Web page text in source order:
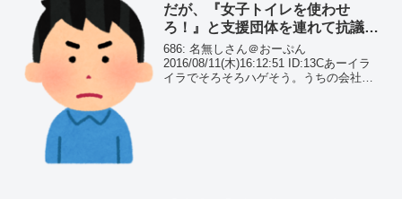
だが、『女子トイレを使わせ
ろ！』と支援団体を連れて抗議し
てきた…
686: 名無しさん＠おーぷん
2016/08/11(木)16:12:51 ID:13Cあーイラ
イラでそろそろハゲそう。うちの会社に